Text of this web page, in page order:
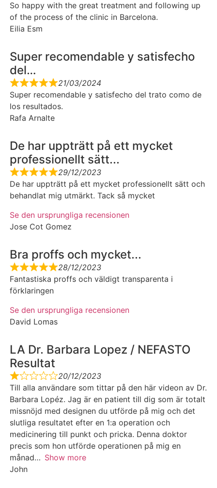
So happy with the great treatment and following up
of the process of the clinic in Barcelona.
Eilia Esm
Super recomendable y satisfecho
del…
21/03/2024
Super recomendable y satisfecho del trato como de
los resultados.
Rafa Arnalte
De har uppträtt på ett mycket
professionellt sätt...
29/12/2023
De har uppträtt på ett mycket professionellt sätt och
behandlat mig utmärkt. Tack så mycket
Se den ursprungliga recensionen
Jose Cot Gomez
Bra proffs och mycket...
28/12/2023
Fantastiska proffs och väldigt transparenta i
förklaringen
Se den ursprungliga recensionen
David Lomas
LA Dr. Barbara Lopez / NEFASTO
Resultat
20/12/2023
Till alla användare som tittar på den här videon av Dr.
Barbara Lopéz. Jag är en patient till dig som är totalt
missnöjd med designen du utförde på mig och det
slutliga resultatet efter en 1:a operation och
medicinering till punkt och pricka. Denna doktor
precis som hon utförde operationen på mig en
månad
Show more
John